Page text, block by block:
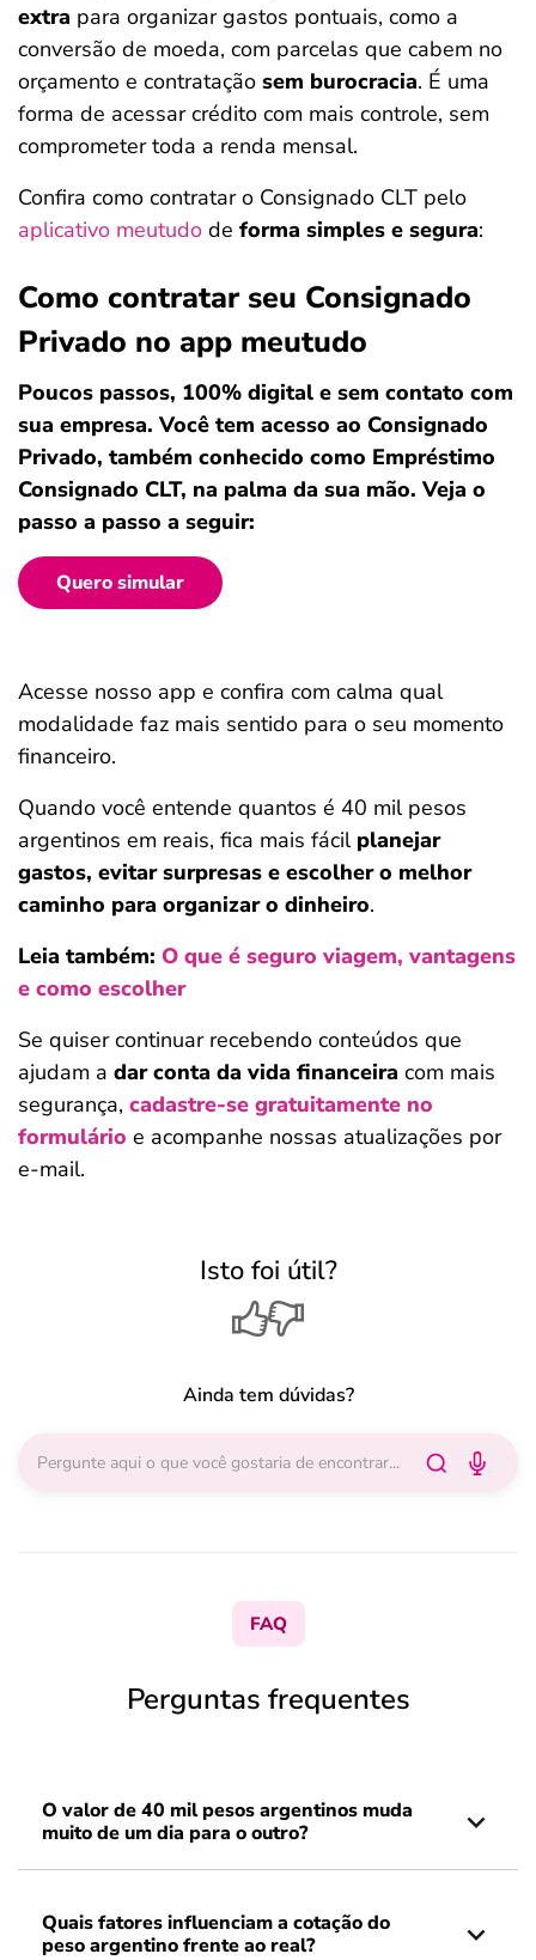
extra para organizar gastos pontuais, como a
conversão de moeda, com parcelas que cabem no
orçamento e contratação sem burocracia. É uma
forma de acessar crédito com mais controle, sem
comprometer toda a renda mensal.
Confira como contratar o Consignado CLT pelo
aplicativo meutudo de forma simples e segura:
Como contratar seu Consignado
Privado no app meutudo
Poucos passos, 100% digital e sem contato com
sua empresa. Você tem acesso ao Consignado
Privado, também conhecido como Empréstimo
Consignado CLT, na palma da sua mão. Veja o
passo a passo a seguir:
Quero simular
Acesse nosso app e confira com calma qual
modalidade faz mais sentido para o seu momento
financeiro.
Quando você entende quantos é 40 mil pesos
argentinos em reais, fica mais fácil planejar
gastos, evitar surpresas e escolher o melhor
caminho para organizar o dinheiro.
Leia também: O que é seguro viagem, vantagens
e como escolher
Se quiser continuar recebendo conteúdos que
ajudam a dar conta da vida financeira com mais
segurança, cadastre-se gratuitamente no
formulário e acompanhe nossas atualizações por
e-mail.
Isto foi útil?
Ainda tem dúvidas?
FAQ
Perguntas frequentes
O valor de 40 mil pesos argentinos muda
muito de um dia para o outro?
Quais fatores influenciam a cotação do
peso argentino frente ao real?